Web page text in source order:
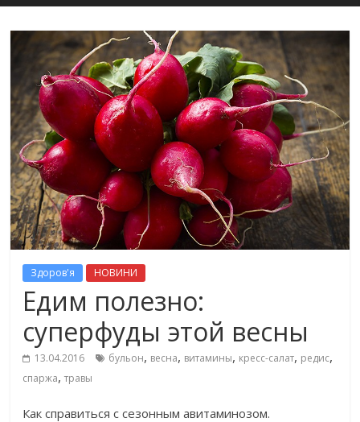
Здоров'я НОВИНИ
Едим полезно:
суперфуды этой весны
13.04.2016 бульон, весна, витамины, кресс-салат, редис,
спаржа,травы
Как справиться с сезонным авитаминозом.